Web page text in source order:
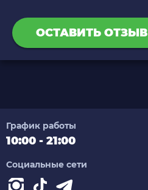
ОСТАВИТЬ ОТЗЫВ
График работы
10:00 - 21:00
Социальные сети